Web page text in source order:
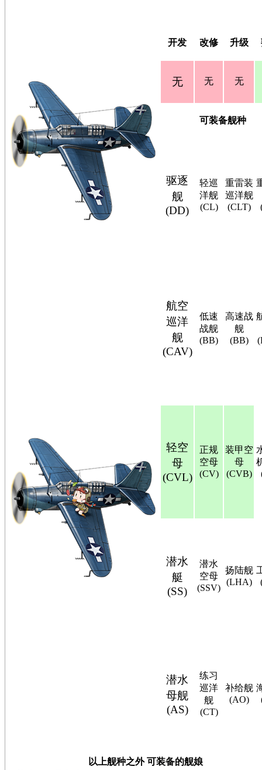
开发 改修 升级
无 无 无
可装备舰种
驱逐
舰
(DD)
轻巡
洋舰
(CL)
重雷装
巡洋舰
(CLT)
航空
巡洋
舰
(CAV)
低速
战舰
(BB)
高速战
舰
(BB)
轻空
母
(CVL)
正规
空母
(CV)
装甲空
母
(CVB)
潜水
艇
(SS)
潜水
空母
(SSV)
扬陆舰
(LHA)
潜水
母舰
(AS)
练习
巡洋
舰
(CT)
补给舰
(AO)
以上舰种之外 可装备的舰娘